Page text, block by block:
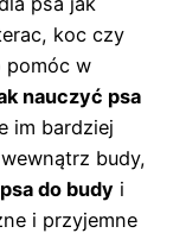
koc czy
pomóc w
nauczyć psa
im bardziej
budy,
do budy i
i przyjemne